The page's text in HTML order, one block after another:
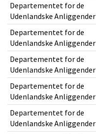
Departementet for de
Udenlandske Anliggender
Departementet for de
Udenlandske Anliggender
Departementet for de
Udenlandske Anliggender
Departementet for de
Udenlandske Anliggender
Departementet for de
Udenlandske Anliggender